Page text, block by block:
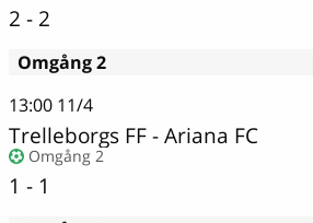
2 - 2
Omgång 2
13:00 11/4
Trelleborgs FF - Ariana FC
Omgång 2
1 - 1